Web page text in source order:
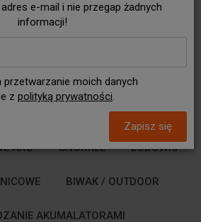
e-mail i nie przegap żadnych
informacji!
przetwarzanie moich danych
z polityką prywatności.
Zapisz się
MARKIZY / ZADASZENIA
TRANSPORTOWE
NA WODĘ I PALIWO
ARB SNORKLE LODÓWKI
BIWAK / OUTDOOR
AKUMALATORAMI